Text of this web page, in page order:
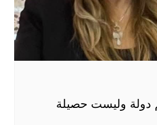
وليست حصيلة